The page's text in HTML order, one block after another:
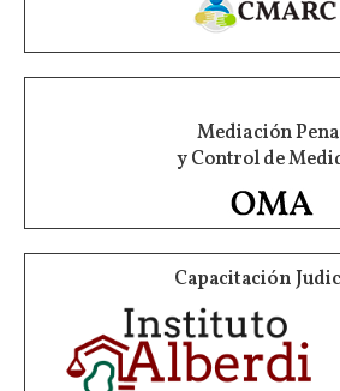
Mediación
y Control de
Capacitación